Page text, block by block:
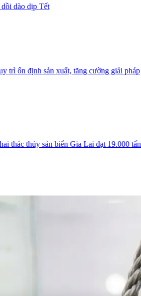
dào dịp Tết
trì ổn định sản xuất, tăng cường giải pháp
thác thủy sản biển Gia Lai đạt 19.000 tấn